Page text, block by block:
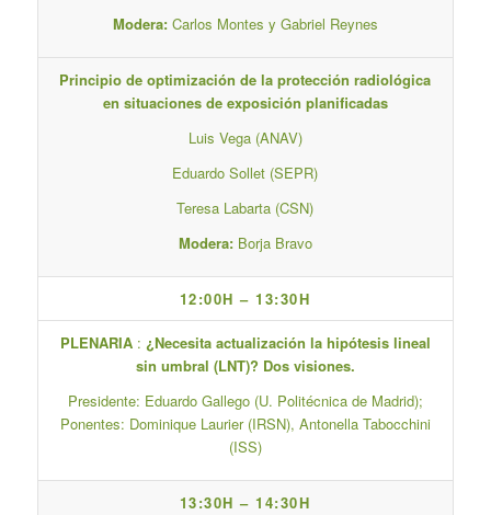
Modera:Carlos Montes y Gabriel Reynes
Principio de optimización de la protección radiológica
en situaciones de exposición planificadas
Luis Vega (ANAV)
Eduardo Sollet (SEPR)
Teresa Labarta (CSN)
Modera:Borja Bravo
12:00H – 13:30H
PLENARIA: ¿Necesita actualización la hipótesis lineal
sin umbral (LNT)? Dos visiones.
Presidente: Eduardo Gallego (U. Politécnica de Madrid);
Ponentes: Dominique Laurier (IRSN), Antonella Tabocchini
(ISS)
13:30H – 14:30H